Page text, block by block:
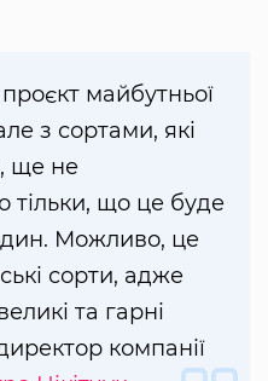
майбутньої
з сортами, які
ще не
тільки, що це буде
Можливо, це
сорти, адже
та гарні
компанії